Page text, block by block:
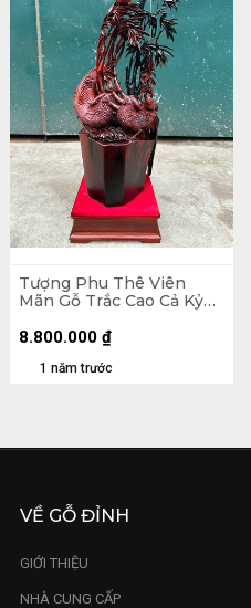
Tượng Phu Thê Viên
Mãn Gỗ Trắc Cao Cả Kỷ
- Kỷ Cao 10
1 năm trước
8.800.000 ₫
VỀ GỖ ĐỈNH
GIỚI THIỆU
NHÀ CUNG CẤP